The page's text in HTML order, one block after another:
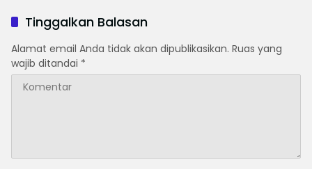
Bojongkokosan
Tinggalkan Balasan
Alamat email Anda tidak akan dipublikasikan. Ruas yang
wajib ditandai *